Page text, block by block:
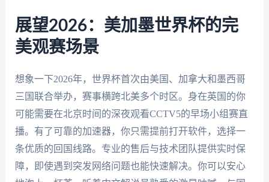
展望2026：美加墨世界杯的完
美观赛场景
想象一下2026年，世界杯首次由美国、加拿大和墨西哥
三国联合举办，赛事横跨北美多个时区。身在英国的你
可能需要在北京时间的深夜观看CCTV5的早场小组赛直
播。有了可靠的加速器，你只需提前打开软件，选择一
条优质的回国线路。专业的售后与技术团队提供实时保
障，即使遇到突发网络问题也能快速解决。你可以安心